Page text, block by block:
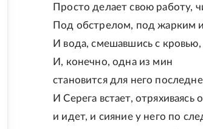
Просто делает свою работу,
Под обстрелом, под жарким
И вода, смешавшись с
И, конечно, одна из мин
становится для него
И Серега встает, отряхиваясь
и идет, и сияние у него по